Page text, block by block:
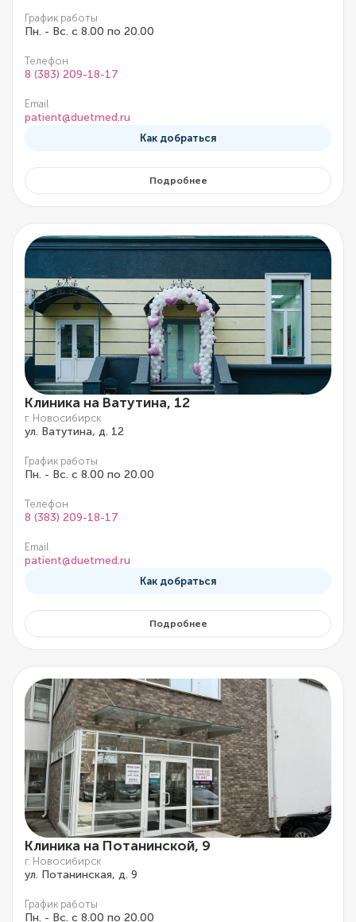
График работы
Пн. - Вс. с 8.00 по 20.00
Телефон
8 (383) 209-18-17
Email
patient@duetmed.ru
Как добраться
Подробнее
Клиника на Ватутина, 12
г. Новосибирск
ул. Ватутина, д. 12
График работы
Пн. - Вс. с 8.00 по 20.00
Телефон
8 (383) 209-18-17
Email
patient@duetmed.ru
Как добраться
Подробнее
Клиника на Потанинской, 9
г. Новосибирск
ул. Потанинская, д. 9
График работы
Пн. - Вс. с 8.00 по 20.00